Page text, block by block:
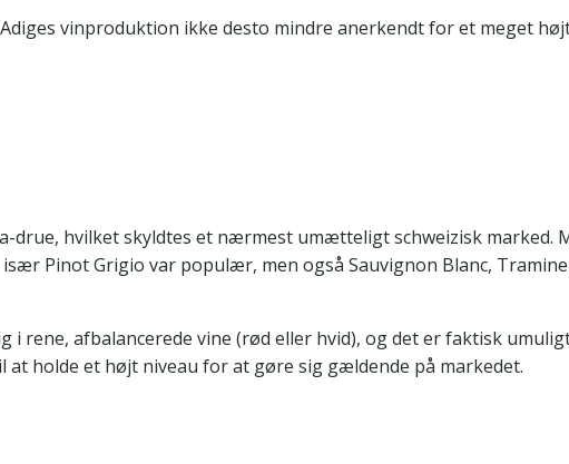
vinproduktion ikke desto mindre anerkendt for et meget
drue, hvilket skyldtes et nærmest umætteligt schweizisk marked.
Pinot Grigio var populær, men også Sauvignon Blanc,
rene, afbalancerede vine (rød eller hvid), og det er faktisk
holde et højt niveau for at gøre sig gældende på markedet.